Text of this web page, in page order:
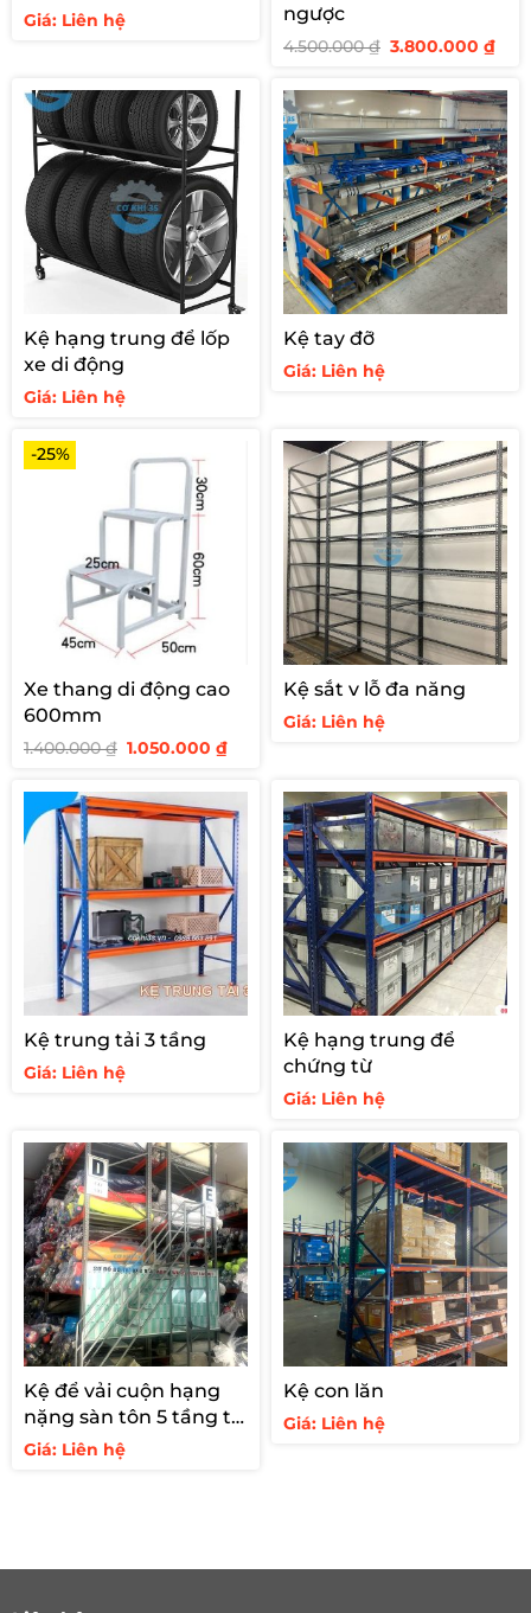
Giá: Liên hệ
ngược
4.500.000₫ Giá
4.500.000 ₫.
3.800.000₫Giá
là:
Kệ hạng trung để lốp
xe di động
Giá: Liên hệ
Kệ tay đỡ
Giá: Liên hệ
-25%
Xe thang di động cao
600mm
1.400.000₫ Giá
1.400.000 ₫.
1.050.000₫Giá
là:
1.050.000 ₫.
Kệ sắt v lỗ đa năng
Giá: Liên hệ
Kệ trung tải 3 tầng
Giá: Liên hệ
Kệ hạng trung để
chứng từ
Giá: Liên hệ
Kệ để vải cuộn hạng
nặng sàn tôn 5 tầng tải
1300kg
Giá: Liên hệ
Kệ con lăn
Giá: Liên hệ